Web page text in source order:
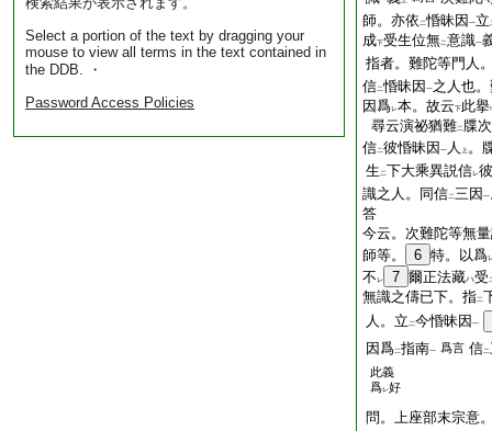
Select a portion of the text by dragging your
mouse to view all terms in the text contained in
the DDB. ・
Password Access Policies
師。亦依 二惛昧因 一立
成下受生位無二意識一
指者。難陀等門人
信二惛昧因 一之人也
因爲レ本。故云下此擧
尋云演祕猶難二牒
信二彼惛昧因 一 人 上 。
生 二下大乘異説信レ
識之人。同信二三因 一
答
今云。次難陀等無
師等。
6 特。以爲
不 レ 7 爾正法藏ハ受
無識之儔已下。指二
人。立 二今惛昧因 一
因爲二指南一 爲言 信二
此義
爲レ好
問。上座部末宗意